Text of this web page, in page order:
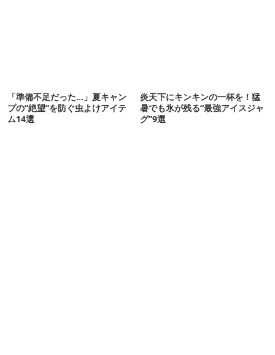
「準備不足だった…」夏キャン
プの“絶望”を防ぐ虫よけアイテ
ム14選
炎天下にキンキンの一杯を！猛
暑でも氷が残る“最強アイスジャ
グ”9選